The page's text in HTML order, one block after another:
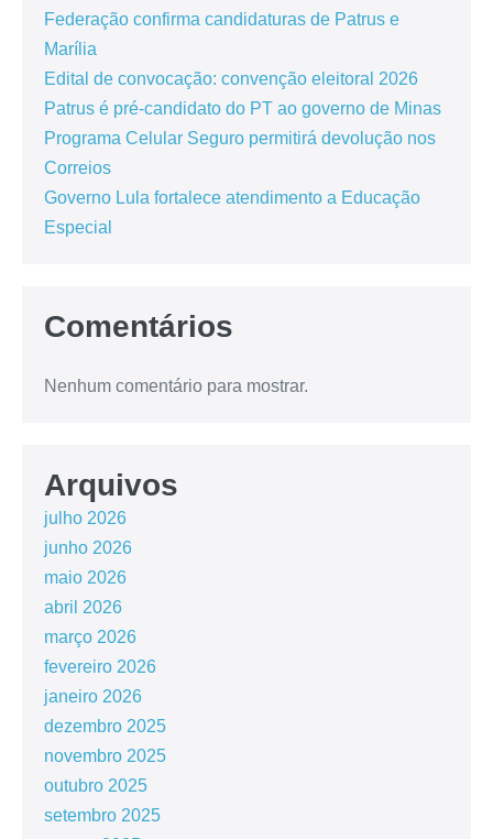
Federação confirma candidaturas de Patrus e
Marília
Edital de convocação: convenção eleitoral 2026
Patrus é pré-candidato do PT ao governo de Minas
Programa Celular Seguro permitirá devolução nos
Correios
Governo Lula fortalece atendimento a Educação
Especial
Comentários
Nenhum comentário para mostrar.
Arquivos
julho 2026
junho 2026
maio 2026
abril 2026
março 2026
fevereiro 2026
janeiro 2026
dezembro 2025
novembro 2025
outubro 2025
setembro 2025